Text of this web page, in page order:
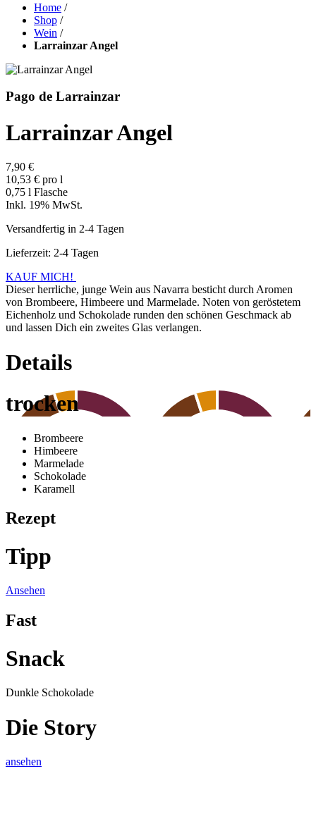
Home /
Shop /
Wein /
Larrainzar Angel
Pago de Larrainzar
Larrainzar Angel
7,90 €
10,53 € pro l
0,75 l Flasche
Inkl. 19% MwSt.
Versandfertig in 2-4 Tagen
Lieferzeit: 2-4 Tagen
KAUF MICH!
Dieser herrliche, junge Wein aus Navarra besticht durch Aromen
von Brombeere, Himbeere und Marmelade. Noten von geröstetem
Eichenholz und Schokolade runden den schönen Geschmack ab
und lassen Dich ein zweites Glas verlangen.
Details
trocken
Brombeere
Himbeere
Marmelade
Schokolade
Karamell
Rezept
Tipp
Ansehen
Fast
Snack
Dunkle Schokolade
Die Story
ansehen